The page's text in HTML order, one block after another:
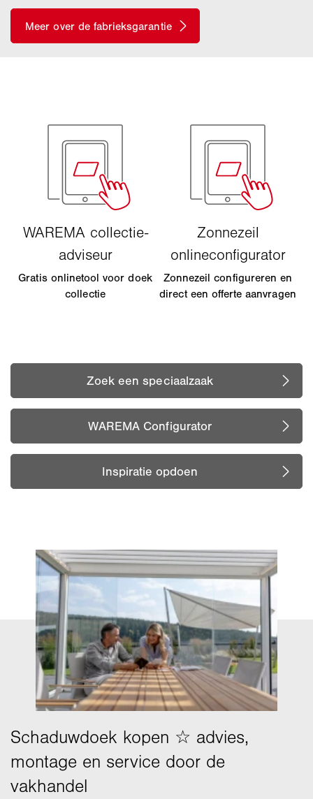
Gratis onlinetool voor doek
collectie
Zonnezeil configureren en
direct een offerte aanvragen